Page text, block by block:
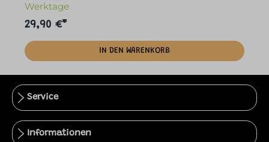
Werktage
29,90 €*
IN DEN WARENKORB
Service
Informationen